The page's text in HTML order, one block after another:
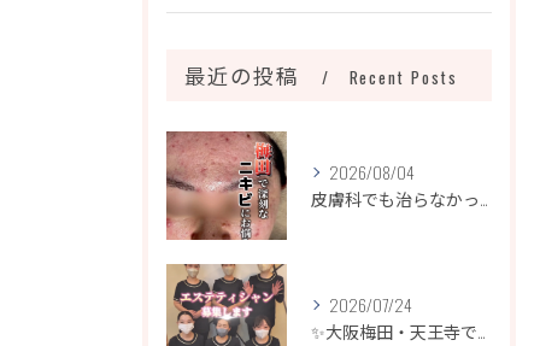
最近の投稿 Recent Posts
2026/08/04
皮膚科でも治らなかったニキビ、諦めるのはまだ早いです！
2026/07/24
✨大阪梅田・天王寺でエステティシャン募集✨